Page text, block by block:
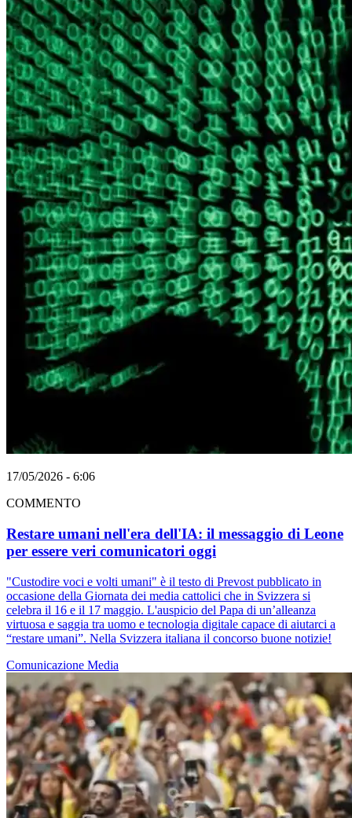
17/05/2026 - 6:06
COMMENTO
Restare umani nell'era dell'IA: il messaggio di Leone
per essere veri comunicatori oggi
"Custodire voci e volti umani" è il testo di Prevost pubblicato in
occasione della Giornata dei media cattolici che in Svizzera si
celebra il 16 e il 17 maggio. L'auspicio del Papa di un’alleanza
virtuosa e saggia tra uomo e tecnologia digitale capace di aiutarci a
“restare umani”. Nella Svizzera italiana il concorso buone notizie!
Comunicazione Media